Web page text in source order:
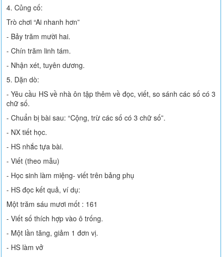
4. Củng cố:
Trò chơi “Ai nhanh hơn”
- Bảy trăm mười hai.
- Chín trăm linh tám.
- Nhận xét, tuyên dương.
5. Dặn dò:
- Yêu cầu HS về nhà ôn tập thêm về đọc, viết, so sánh các số có 3
chữ số.
- Chuẩn bị bài sau: “Cộng, trừ các số có 3 chữ số”.
- NX tiết học.
- HS nhắc tựa bài.
- Viết (theo mẫu)
- Học sinh làm miệng- viết trên bảng phụ
- HS đọc kết quả, ví dụ:
Một trăm sáu mươi mốt : 161
- Viết số thích hợp vào ô trống.
- Một lần tăng, giảm 1 đơn vị.
- HS làm vở